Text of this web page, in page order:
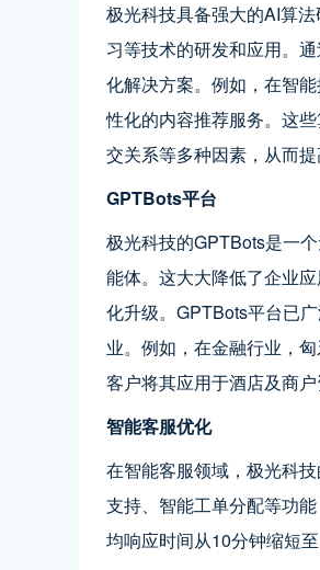
极光科技具备强大的AI算
习等技术的研发和应用。
化解决方案。例如，在智
性化的内容推荐服务。这
交关系等多种因素，从而提
GPTBots平台
极光科技的GPTBots是一
能体。这大大降低了企业
化升级。GPTBots平台已
业。例如，在金融行业，
客户将其应用于酒店及商户
智能客服优化
在智能客服领域，极光科
支持、智能工单分配等功
均响应时间从10分钟缩短